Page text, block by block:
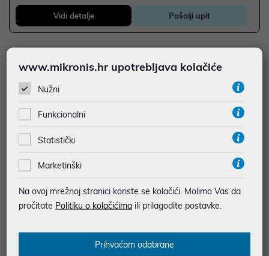
Vidi detalje Pošalji upit
SIGURNA KUPOVINA
BESPLATNA DOSTAVA ZA NARUDŽBE IZNAD 66,36€
MOGUĆNOST PLAĆANJA NA RATE
Podaci uz artikle su prezentirani u dobroj namjeri. Mikronis d.o.o. ne
prilikom štampanja te promjene u dostupnosti i cijene. Slike artikala su
ilustrativne prirode te ne moraju u potpunosti odgovarati artiklima. Za sve
web-prodaja@mikronis.hr
www.mikronis.hr upotrebljava kolačiće
Nužni
Funkcionalni
Statistički
Marketinški
Na ovoj mrežnoj stranici koriste se kolačići. Molimo Vas da
pročitate Politiku o kolačićima ili prilagodite postavke.
Prihvaćam odabrane